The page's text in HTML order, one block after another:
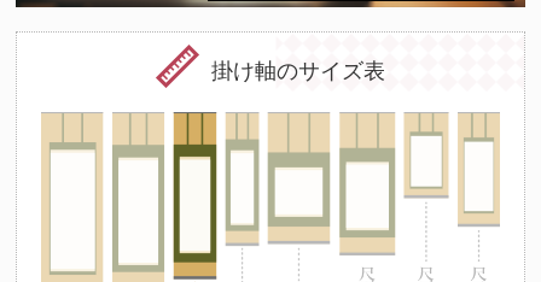
掛け軸のサイズ表